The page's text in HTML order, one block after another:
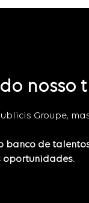
nosso
Groupe,
banco de
oportunidades.